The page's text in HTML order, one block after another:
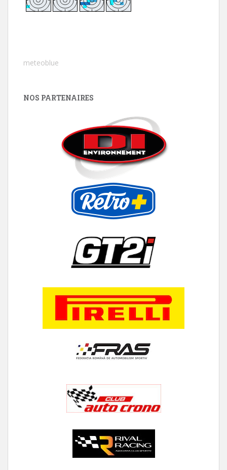
meteoblue
NOS PARTENAIRES